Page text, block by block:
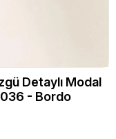
Detaylı Modal
- Bordo